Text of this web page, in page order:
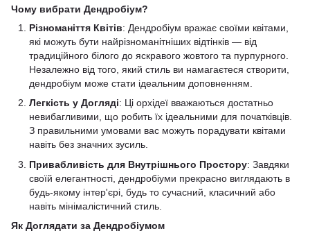
Чому вибрати Дендробіум?
Різноманіття Квітів: Дендробіум вражає своїми квітами,
які можуть бути найрізноманітніших відтінків — від
традиційного білого до яскравого жовтого та пурпурного.
Незалежно від того, який стиль ви намагаєтеся створити,
дендробіум може стати ідеальним доповненням.
Легкість у Догляді: Ці орхідеї вважаються достатньо
невибагливими, що робить їх ідеальними для початківців.
З правильними умовами вас можуть порадувати квітами
навіть без значних зусиль.
Привабливість для Внутрішнього Простору: Завдяки
своїй елегантності, дендробіуми прекрасно виглядають в
будь-якому інтер'єрі, будь то сучасний, класичний або
навіть мінімалістичний стиль.
Як Доглядати за Дендробіумом